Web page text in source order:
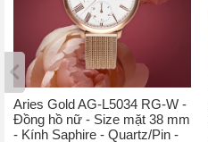
Aries Gold AG-L5034 RG-W -
Đồng hồ nữ - Size mặt 38 mm
- Kính Saphire - Quartz/Pin -